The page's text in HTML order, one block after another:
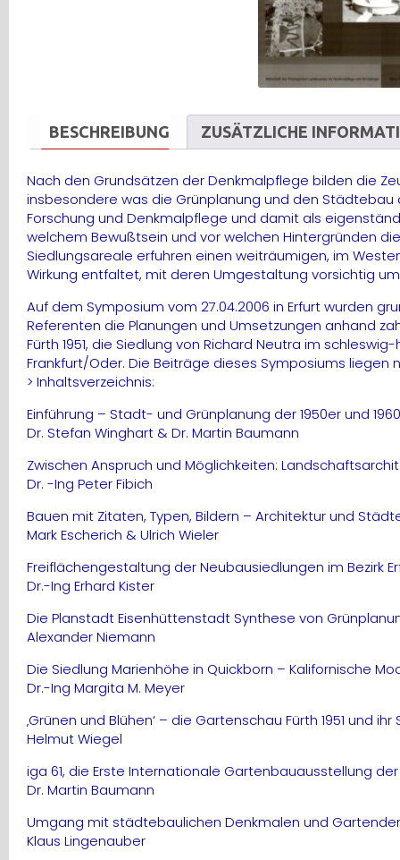
BESCHREIBUNG ZUSÄTZLICHE
Nach den Grundsätzen der Denkmalpflege bilden die
insbesondere was die Grünplanung und den
Forschung und Denkmalpflege und damit als
welchem Bewußtsein und vor welchen Hintergründen
Siedlungsareale erfuhren einen weiträumigen, im
Wirkung entfaltet, mit deren Umgestaltung vorsichtig
Auf dem Symposium vom 27.04.2006 in Erfurt wurden
Referenten die Planungen und Umsetzungen anhand
Fürth 1951, die Siedlung von Richard Neutra im
Frankfurt/Oder. Die Beiträge dieses Symposiums liegen
> Inhaltsverzeichnis:
Einführung – Stadt- und Grünplanung der 1950er und
Dr. Stefan Winghart & Dr. Martin Baumann
Zwischen Anspruch und Möglichkeiten:
Dr. -Ing Peter Fibich
Bauen mit Zitaten, Typen, Bildern – Architektur und
Mark Escherich & Ulrich Wieler
Freiflächengestaltung der Neubausiedlungen im Bezirk
Dr.-Ing Erhard Kister
Die Planstadt Eisenhüttenstadt Synthese von
Alexander Niemann
Die Siedlung Marienhöhe in Quickborn – Kalifornische
Dr.-Ing Margita M. Meyer
‚Grünen und Blühen‘ – die Gartenschau Fürth 1951 und
Helmut Wiegel
iga 61, die Erste Internationale Gartenbauausstellung
Dr. Martin Baumann
Umgang mit städtebaulichen Denkmalen und
Klaus Lingenauber